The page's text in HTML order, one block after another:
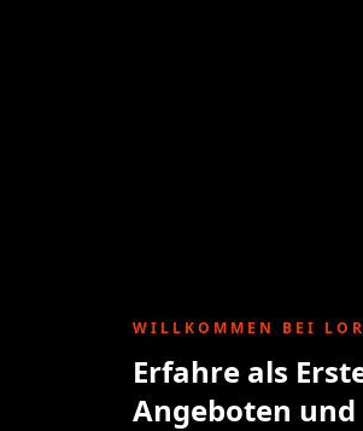
WILLKOMMEN BEI
Erfahre als
Angeboten und